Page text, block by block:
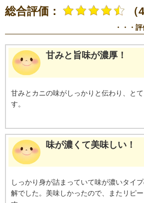
総合評価： （
・・・
甘みと旨味が濃厚！
甘みとカニの味がしっかりと伝わり、と
す。
味が濃くて美味しい！
しっかり身が詰まっていて味が濃いタイ
解でした。美味しかったので、またリピ